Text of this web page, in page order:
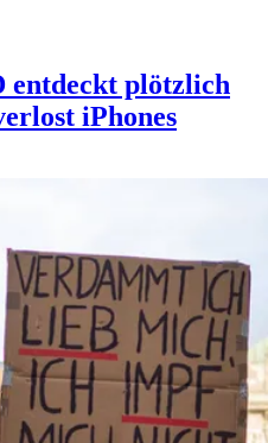
entdeckt plötzlich
iPhones